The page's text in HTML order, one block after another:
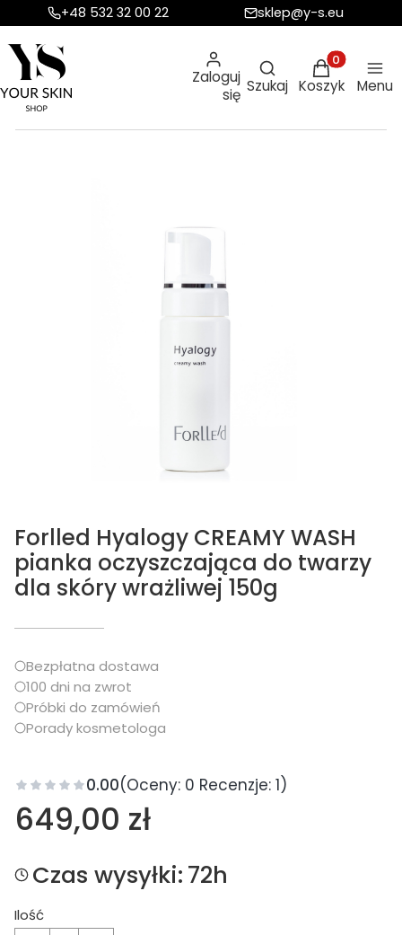
+48 532 32 00 22 sklep@y-s.eu
Zaloguj
się
Otwórz
Szukaj
Produkty w
Koszyk Menu
Forlled Hyalogy CREAMY WASH
pianka oczyszczająca do twarzy
dla skóry wrażliwej 150g
Bezpłatna dostawa
100 dni na zwrot
Próbki do zamówień
Porady kosmetologa
0.00(Oceny: 0 Recenzje: 1)
Cena
649,00 zł
Czas wysyłki:72h
Ilość